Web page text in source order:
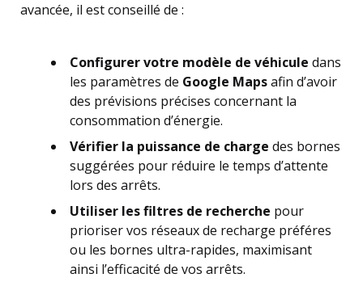
avancée, il est conseillé de :
Configurer votre modèle de véhicule dans
les paramètres de Google Mapsafin d’avoir
des prévisions précises concernant la
consommation d’énergie.
Vérifier la puissance de charge des bornes
suggérées pour réduire le temps d’attente
lors des arrêts.
Utiliser les filtres de recherche pour
prioriser vos réseaux de recharge préféres
ou les bornes ultra-rapides, maximisant
ainsi l’efficacité de vos arrêts.